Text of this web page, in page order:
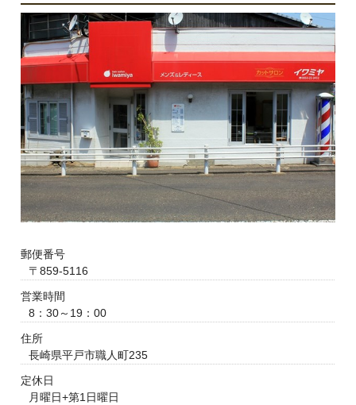
郵便番号
〒859-5116
営業時間
8：30～19：00
住所
長崎県平戸市職人町235
定休日
月曜日+第1日曜日